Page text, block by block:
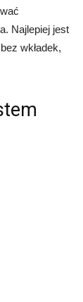
Najlepiej jest
wkładek,